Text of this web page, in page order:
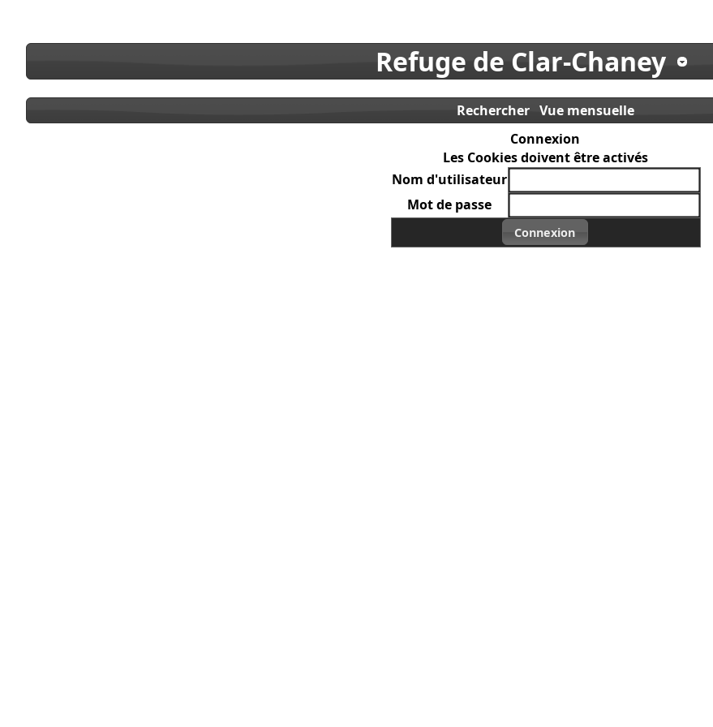
Refuge de Clar-Chaney
Rechercher Vue mensuelle
Connexion
Les Cookies doivent être activés
Nom d'utilisateur
Mot de passe